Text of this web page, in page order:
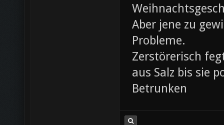
Aber jene zu
Probleme.
Zerstörerisch
aus Salz bis sie
Betrunken